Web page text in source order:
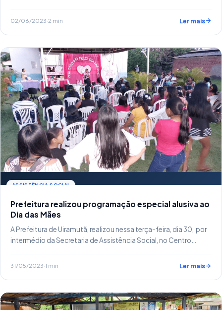
02/06/2023·2 min Ler mais
ASSISTÊNCIA SOCIAL
Prefeitura realizou programação especial alusiva ao
Dia das Mães
A Prefeitura de Uiramutã, realizou nessa terça-feira, dia 30, por
intermédio da Secretaria de Assistência Social, no Centro…
31/05/2023·1 min Ler mais